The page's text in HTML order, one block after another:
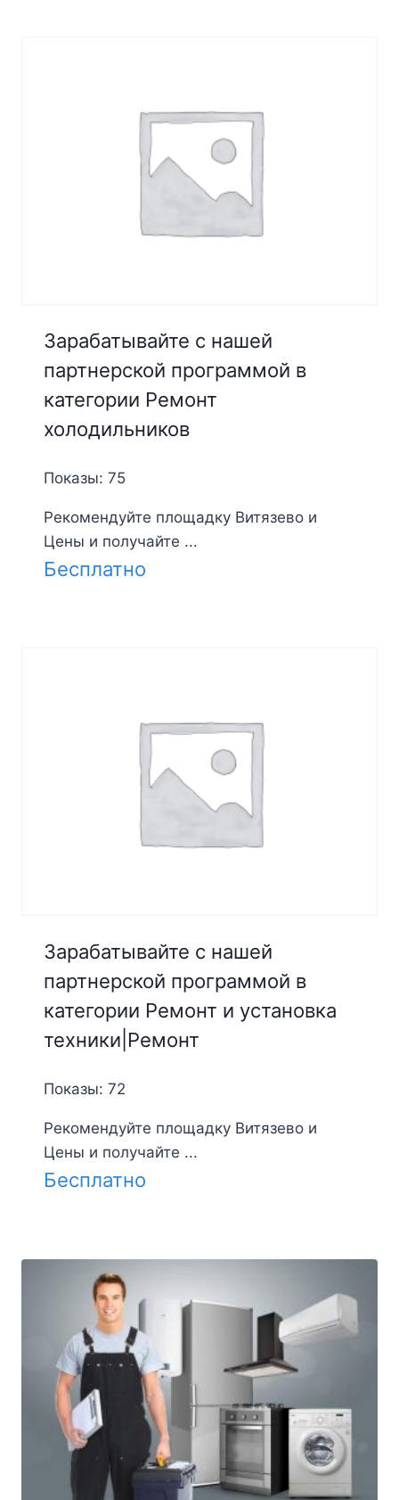
Зарабатывайте с нашей
партнерской программой в
категории Ремонт
холодильников
Показы: 75
Рекомендуйте площадку Витязево и
Цены и получайте ...
Бесплатно
Зарабатывайте с нашей
партнерской программой в
категории Ремонт и установка
техники|Ремонт
Показы: 72
Рекомендуйте площадку Витязево и
Цены и получайте ...
Бесплатно